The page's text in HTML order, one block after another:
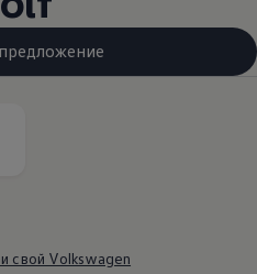
свой Volkswagen